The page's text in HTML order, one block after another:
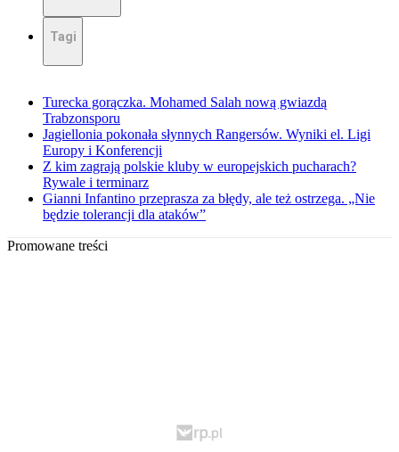
Tagi
Turecka gorączka. Mohamed Salah nową gwiazdą
Trabzonsporu
Jagiellonia pokonała słynnych Rangersów. Wyniki el. Ligi
Europy i Konferencji
Z kim zagrają polskie kluby w europejskich pucharach?
Rywale i terminarz
Gianni Infantino przeprasza za błędy, ale też ostrzega. „Nie
będzie tolerancji dla ataków”
Promowane treści